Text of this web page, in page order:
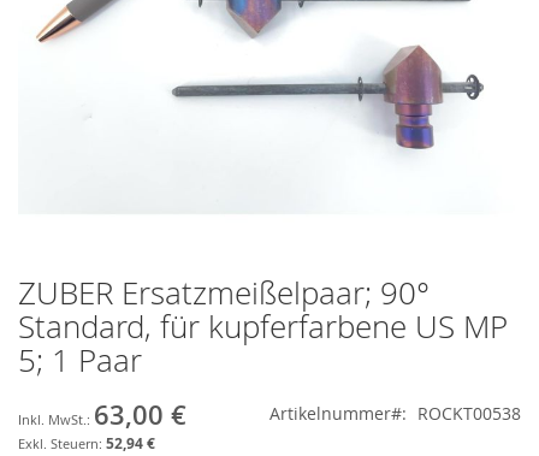
Zum
Anfang
der
Bildgalerie
springen
ZUBER Ersatzmeißelpaar; 90°
Standard, für kupferfarbene US MP
5; 1 Paar
63,00 €
52,94 €
Artikelnummer ROCKT00538